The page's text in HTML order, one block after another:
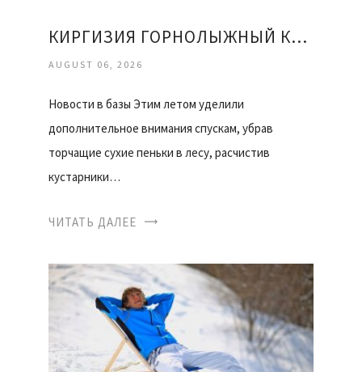
КИРГИЗИЯ ГОРНОЛЫЖНЫЙ КУРОРТ КАРАКОЛ ОТЗЫВЫ
AUGUST 06, 2026
Новости в базы Этим летом уделили
дополнительное внимания спускам, убрав
торчащие сухие пеньки в лесу, расчистив
кустарники…
ЧИТАТЬ ДАЛЕЕ